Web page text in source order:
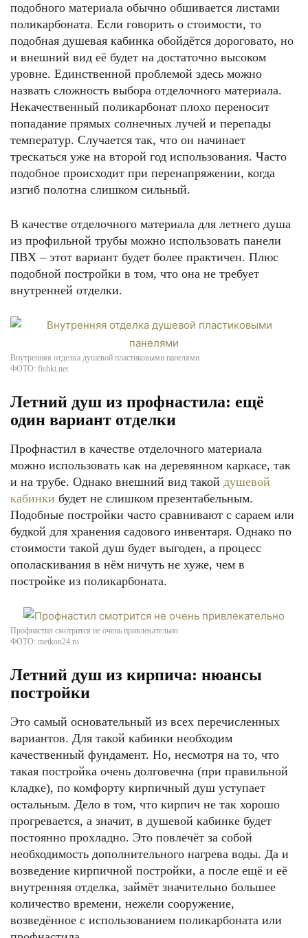
подобного материала обычно обшивается листами
поликарбоната. Если говорить о стоимости, то
подобная душевая кабинка обойдётся дороговато, но
и внешний вид её будет на достаточно высоком
уровне. Единственной проблемой здесь можно
назвать сложность выбора отделочного материала.
Некачественный поликарбонат плохо переносит
попадание прямых солнечных лучей и перепады
температур. Случается так, что он начинает
трескаться уже на второй год использования. Часто
подобное происходит при перенапряжении, когда
изгиб полотна слишком сильный.
В качестве отделочного материала для летнего душа
из профильной трубы можно использовать панели
ПВХ – этот вариант будет более практичен. Плюс
подобной постройки в том, что она не требует
внутренней отделки.
Внутренняя отделка душевой пластиковыми панелями
ФОТО: fishki.net
Летний душ из профнастила: ещё
один вариант отделки
Профнастил в качестве отделочного материала
можно использовать как на деревянном каркасе, так
и на трубе. Однако внешний вид такой душевой
кабинки будет не слишком презентабельным.
Подобные постройки часто сравнивают с сараем или
будкой для хранения садового инвентаря. Однако по
стоимости такой душ будет выгоден, а процесс
ополаскивания в нём ничуть не хуже, чем в
постройке из поликарбоната.
Профнастил смотрится не очень привлекательно
ФОТО: metkon24.ru
Летний душ из кирпича: нюансы
постройки
Это самый основательный из всех перечисленных
вариантов. Для такой кабинки необходим
качественный фундамент. Но, несмотря на то, что
такая постройка очень долговечна (при правильной
кладке), по комфорту кирпичный душ уступает
остальным. Дело в том, что кирпич не так хорошо
прогревается, а значит, в душевой кабинке будет
постоянно прохладно. Это повлечёт за собой
необходимость дополнительного нагрева воды. Да и
возведение кирпичной постройки, а после ещё и её
внутренняя отделка, займёт значительно большее
количество времени, нежели сооружение,
возведённое с использованием поликарбоната или